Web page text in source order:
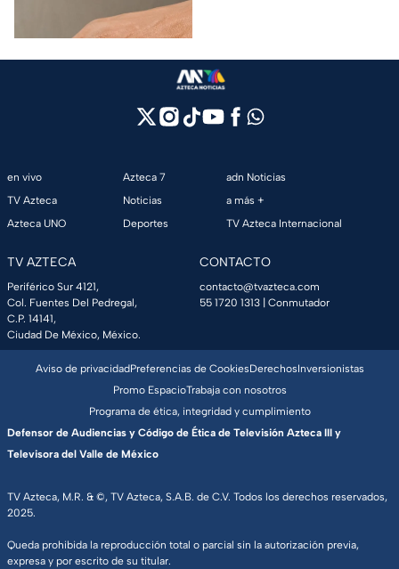
en vivo
TV Azteca
Azteca UNO
Azteca 7
Noticias
Deportes
adn Noticias
a más +
TV Azteca Internacional
TV AZTECA
Periférico Sur 4121,
Col. Fuentes Del Pedregal,
C.P. 14141,
Ciudad De México, México.
CONTACTO
contacto@tvazteca.com
55 1720 1313 | Conmutador
TV Azteca, M.R. & ©, TV Azteca, S.A.B. de C.V. Todos los derechos reservados,
2025.
Queda prohibida la reproducción total o parcial sin la autorización previa,
expresa y por escrito de su titular.
Aviso de privacidadPreferencias de CookiesDerechosInversionistas
Promo EspacioTrabaja con nosotros
Programa de ética, integridad y cumplimiento
Defensor de Audiencias y Código de Ética de Televisión Azteca III y
Televisora del Valle de México